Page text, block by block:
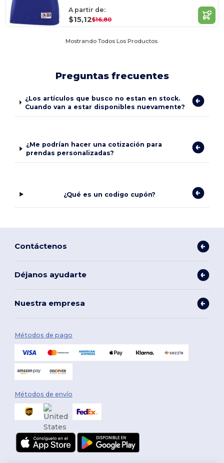
A partir de:
$15,12$16,80
Mostrando Todos Los Productos.
Preguntas frecuentes
¿Los artículos que busco no estan en stock.
Cuando van a estar disponibles nuevamente?
¿Me podrían hacer una cotización para
prendas personalizadas?
¿Qué es un codigo cupón?
Contáctenos
Déjanos ayudarte
Nuestra empresa
Métodos de pago
Métodos de envío